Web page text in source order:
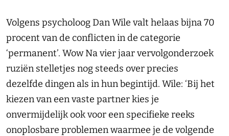
Volgens psycholoog Dan Wile valt helaas bijna 70
procent van de conflicten in de categorie
‘permanent’. Wow Na vier jaar vervolgonderzoek
ruziën stelletjes nog steeds over precies
dezelfde dingen als in hun begintijd. Wile: ‘Bij het
kiezen van een vaste partner kies je
onvermijdelijk ook voor een specifieke reeks
onoplosbare problemen waarmee je de volgende